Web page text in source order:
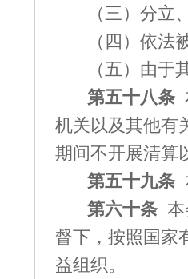
（三）分立
（四）依
（五）由于
第五十八条
机关以及其他有
期间不开展清算
第五十九条
第六十条
督下，按照国家
益组织。